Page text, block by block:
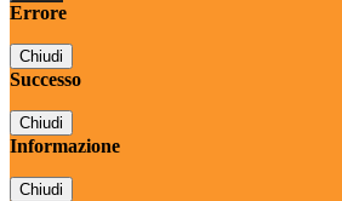
Errore
Chiudi
Successo
Chiudi
Informazione
Chiudi